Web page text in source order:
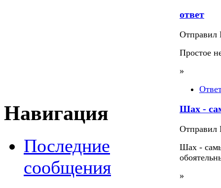
Навигация
Последние
сообщения
ответ
Отправил
Простое
»
Шах -
Отправил
Шах -
»